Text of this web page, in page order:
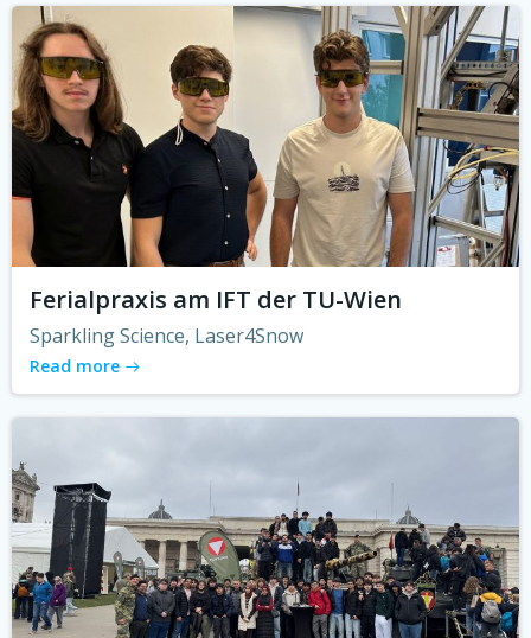
Ferialpraxis am IFT der TU-Wien
Sparkling Science, Laser4Snow
Read more